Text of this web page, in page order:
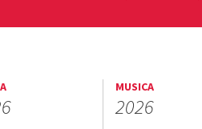
MUSICA
2026